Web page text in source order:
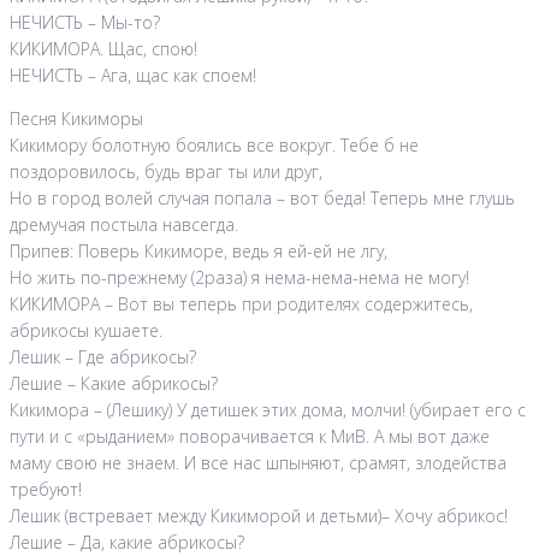
НЕЧИСТЬ – Мы-то?
КИКИМОРА. Щас, спою!
НЕЧИСТЬ – Ага, щас как споем!
Песня Кикиморы
Кикимору болотную боялись все вокруг. Тебе б не
поздоровилось, будь враг ты или друг,
Но в город волей случая попала – вот беда! Теперь мне глушь
дремучая постыла навсегда.
Припев: Поверь Кикиморе, ведь я ей-ей не лгу,
Но жить по-прежнему (2раза) я нема-нема-нема не могу!
КИКИМОРА – Вот вы теперь при родителях содержитесь,
абрикосы кушаете.
Лешик – Где абрикосы?
Лешие – Какие абрикосы?
Кикимора – (Лешику) У детишек этих дома, молчи! (убирает его с
пути и с «рыданием» поворачивается к МиВ. А мы вот даже
маму свою не знаем. И все нас шпыняют, срамят, злодейства
требуют!
Лешик (встревает между Кикиморой и детьми)– Хочу абрикос!
Лешие – Да, какие абрикосы?